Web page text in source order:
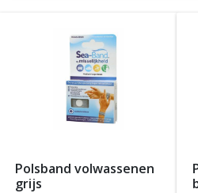
polsband volwassenen
grijs